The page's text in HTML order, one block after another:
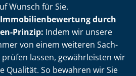
Wunsch für Sie.
durch
Prinzip: Indem wir unsere
von einem weiteren Sach­
lassen, gewährleisten wir
Qualität. So bewahren wir Sie